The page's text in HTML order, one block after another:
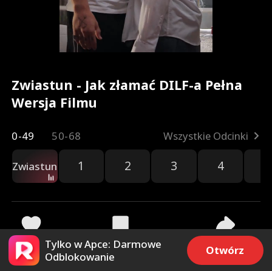
Zwiastun - Jak złamać DILF-a Pełna
Wersja Filmu
0-49 50-68 Wszystkie Odcinki
Zwiastun 1 2 3 4
84.6k 70.5k Udostępnij
Tylko w Apce: Darmowe
Odblokowanie
Otwórz